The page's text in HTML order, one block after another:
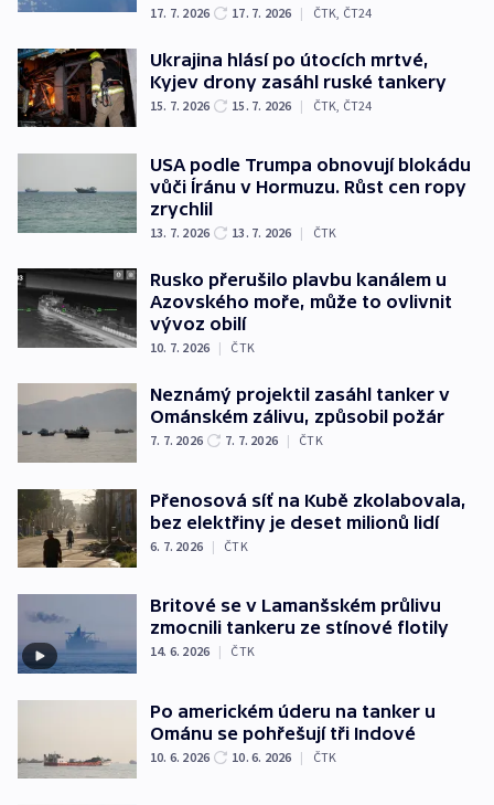
17. 7. 2026 17. 7. 2026 | ČTK ČT24
Ukrajina hlásí po útocích mrtvé,
Kyjev drony zasáhl ruské tankery
15. 7. 2026 15. 7. 2026 | ČTK ČT24
USA podle Trumpa obnovují blokádu
vůči Íránu v Hormuzu. Růst cen ropy
zrychlil
13. 7. 2026 13. 7. 2026 | ČTK
Rusko přerušilo plavbu kanálem u
Azovského moře, může to ovlivnit
vývoz obilí
10. 7. 2026 | ČTK
Neznámý projektil zasáhl tanker v
Ománském zálivu, způsobil požár
7. 7. 2026 7. 7. 2026 | ČTK
Přenosová síť na Kubě zkolabovala,
bez elektřiny je deset milionů lidí
6. 7. 2026 | ČTK
Britové se v Lamanšském průlivu
zmocnili tankeru ze stínové flotily
14. 6. 2026 | ČTK
Po americkém úderu na tanker u
Ománu se pohřešují tři Indové
10. 6. 2026 10. 6. 2026 | ČTK